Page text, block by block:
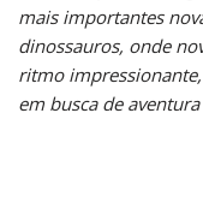
mais importantes
dinossauros, onde
ritmo
em busca de